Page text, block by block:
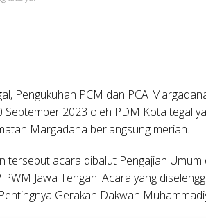
Pengukuhan PCM dan PCA
September 2023 oleh PDM Kota tegal
Margadana berlangsung meriah.
tersebut acara dibalut Pengajian
PWM Jawa Tengah. Acara yang
Gerakan Dakwah